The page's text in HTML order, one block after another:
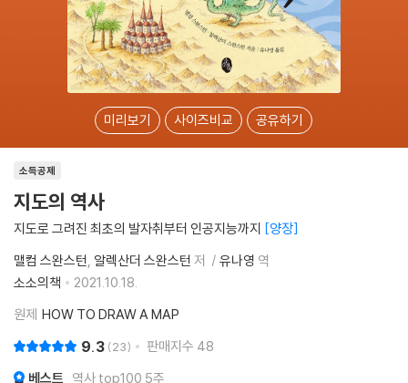
미리보기 사이즈비교 공유하기
소득공제
지도의 역사
지도로 그려진 최초의 발자취부터 인공지능까지 양장
맬컴 스완스턴 알렉산더 스완스턴 저 유나영 역
소소의책
2021.10.18.
원제 HOW TO DRAW A MAP
9.3 23 판매지수 48
베스트 역사 top100 5주